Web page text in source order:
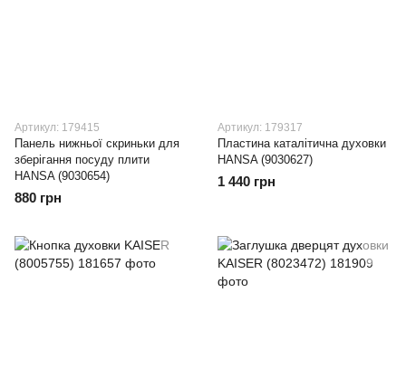
Артикул: 179415
Панель нижньої скриньки для
зберігання посуду плити
HANSA (9030654)
880 грн
Артикул: 179317
Пластина каталітична духовки
HANSA (9030627)
1 440 грн